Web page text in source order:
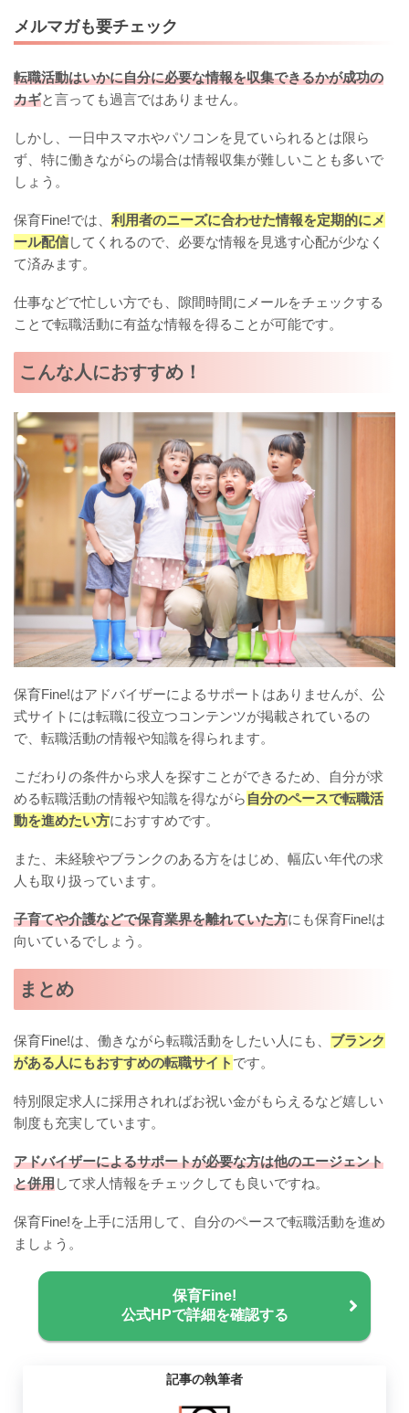
メルマガも要チェック
転職活動はいかに自分に必要な情報を収集できるかが成功の
カギと言っても過言ではありません。
しかし、一日中スマホやパソコンを見ていられるとは限ら
ず、特に働きながらの場合は情報収集が難しいことも多いで
しょう。
保育Fine!では、 利用者のニーズに合わせた情報を定期的にメ
ール配信してくれるので、必要な情報を見逃す心配が少なく
て済みます。
仕事などで忙しい方でも、隙間時間にメールをチェックする
ことで転職活動に有益な情報を得ることが可能です。
こんな人におすすめ！
保育Fine!はアドバイザーによるサポートはありませんが、公
式サイトには転職に役立つコンテンツが掲載されているの
で、転職活動の情報や知識を得られます。
こだわりの条件から求人を探すことができるため、自分が求
める転職活動の情報や知識を得ながら 自分のペースで転職活
動を進めたい方におすすめです。
また、未経験やブランクのある方をはじめ、幅広い年代の求
人も取り扱っています。
子育てや介護などで保育業界を離れていた方にも保育Fine!は
向いているでしょう。
まとめ
保育Fine!は、働きながら転職活動をしたい人にも、 ブランク
がある人にもおすすめの転職サイト です。
特別限定求人に採用されればお祝い金がもらえるなど嬉しい
制度も充実しています。
アドバイザーによるサポートが必要な方は他のエージェント
と併用して求人情報をチェックしても良いですね。
保育Fine!を上手に活用して、自分のペースで転職活動を進め
ましょう。
保育Fine!
公式HPで詳細を確認する
記事の執筆者